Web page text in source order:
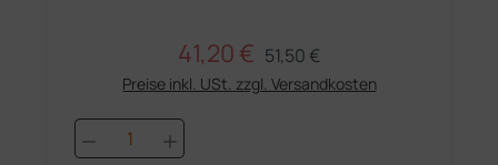
Verkaufspreis:
41,20 € Regulärer Preis:
51,50 €
Preise inkl. USt. zzgl. Versandkosten
Produkt Anzahl: Gib den